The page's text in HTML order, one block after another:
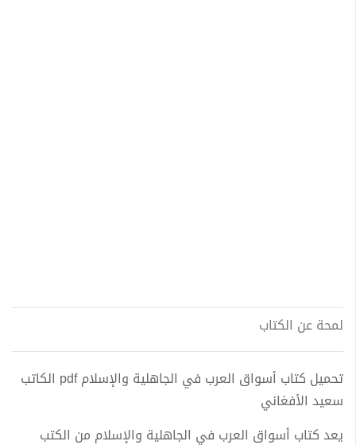
لمحة عن الكتاب
تحميل كتاب أسواق العرب في الجاهلية والإسلام pdf الكاتب
سعيد الأفغاني
يعد كتاب أسواق العرب في الجاهلية والإسلام من الكتب